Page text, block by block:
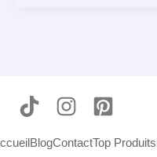
BlogContactTop Produits